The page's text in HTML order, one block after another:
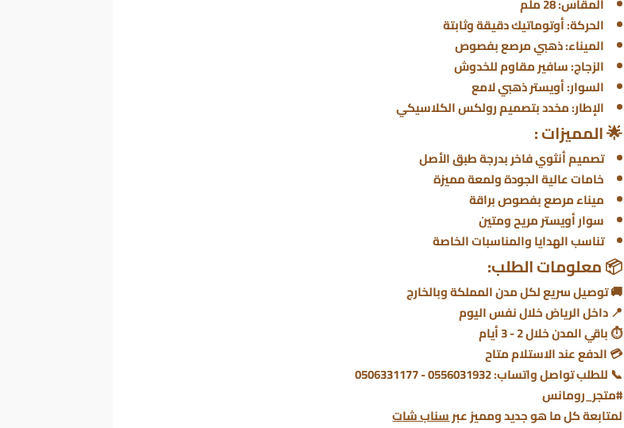
الحركة: أوتوماتيك دقيقة وثابتة
الميناء: ذهبي مرصع بفصوص
الزجاج: سافير مقاوم للخدوش
السوار: أويستر ذهبي لامع
الإطار: مخدد بتصميم رولكس الكلاسيكي
🌟المميزات :
تصميم أنثوي فاخر بدرجة طبق الأصل
خامات عالية الجودة ولمعة مميزة
ميناء مرصع بفصوص براقة
سوار أويستر مريح ومتين
تناسب الهدايا والمناسبات الخاصة
📦 معلومات الطلب:
🚚 توصيل سريع لكل مدن المملكة وبالخارج
📍 داخل الرياض خلال نفس اليوم
⏱ باقي المدن خلال 2 - 3 أيام
💳 الدفع عند الاستلام متاح
📞 للطلب تواصل واتساب: 0556031932 - 0506331177
#متجر_رومانس
لمتابعة كل ما هو جديد ومميز عبرسناب شات